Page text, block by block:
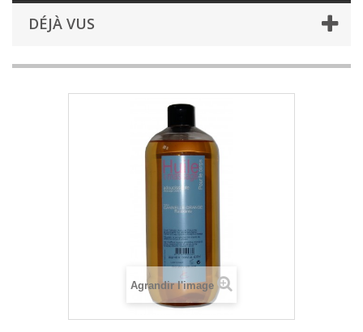
DÉJÀ VUS
Agrandir l'image